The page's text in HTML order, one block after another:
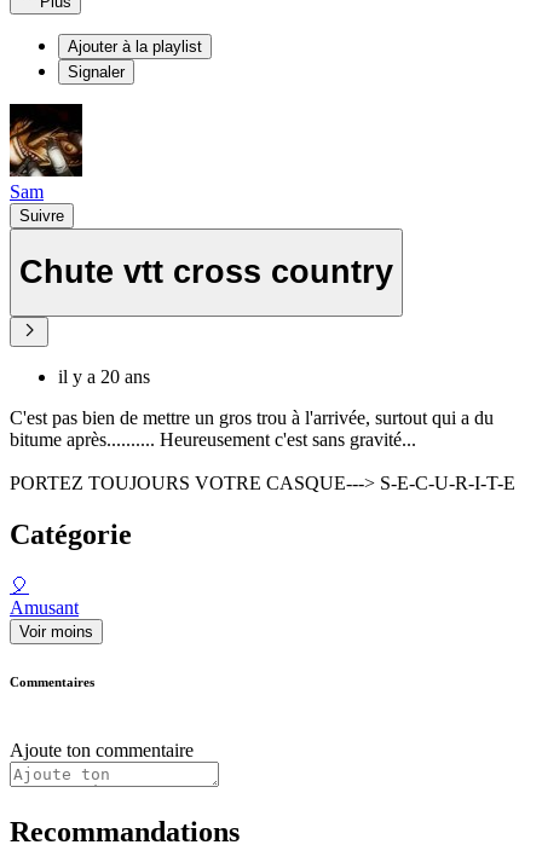
Ajouter à la playlist
Signaler
Sam
Suivre
Chute vtt cross country
il y a 20 ans
C'est pas bien de mettre un gros trou à l'arrivée, surtout qui a du
bitume après.......... Heureusement c'est sans gravité...
PORTEZ TOUJOURS VOTRE CASQUE---> S-E-C-U-R-I-T-E
Catégorie
🎈
Amusant
Voir moins
Commentaires
Ajoute ton commentaire
Recommandations